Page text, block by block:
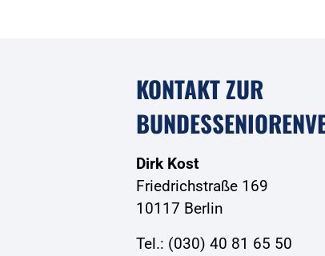
KONTAKT ZUR
Dirk Kost
Friedrichstraße 169
10117 Berlin
Tel.: (030) 40 81 65 50